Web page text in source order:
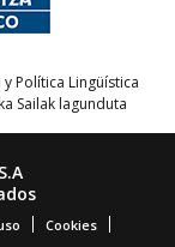
Política Lingüística
Sailak lagunduta
Cookies